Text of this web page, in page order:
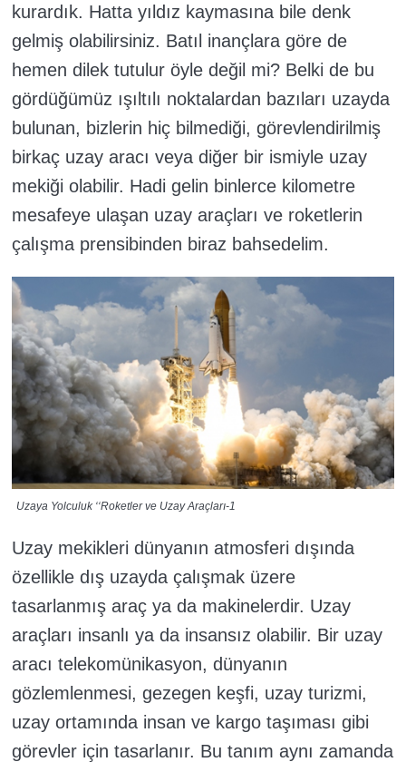
kurardık. Hatta yıldız kaymasına bile denk
gelmiş olabilirsiniz. Batıl inançlara göre de
hemen dilek tutulur öyle değil mi? Belki de bu
gördüğümüz ışıltılı noktalardan bazıları uzayda
bulunan, bizlerin hiç bilmediği, görevlendirilmiş
birkaç uzay aracı veya diğer bir ismiyle uzay
mekiği olabilir. Hadi gelin binlerce kilometre
mesafeye ulaşan uzay araçları ve roketlerin
çalışma prensibinden biraz bahsedelim.
Uzaya Yolculuk ‘‘Roketler ve Uzay Araçları-1
Uzay mekikleri dünyanın atmosferi dışında
özellikle dış uzayda çalışmak üzere
tasarlanmış araç ya da makinelerdir. Uzay
araçları insanlı ya da insansız olabilir. Bir uzay
aracı telekomünikasyon, dünyanın
gözlemlenmesi, gezegen keşfi, uzay turizmi,
uzay ortamında insan ve kargo taşıması gibi
görevler için tasarlanır. Bu tanım aynı zamanda